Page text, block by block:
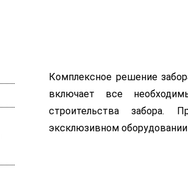
Комплексное решение
включает все
строительства забора.
эксклюзивном